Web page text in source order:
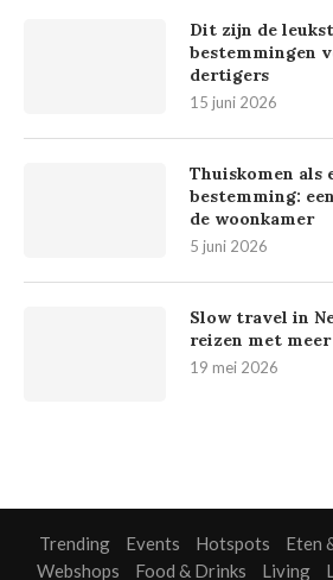
Dit zijn de
bestemmingen
dertigers
15 juni 2026
Thuiskomen als
bestemming:
de woonkamer
5 juni 2026
Slow travel in
reizen met
19 mei 2026
Trending Events Hotspots Eten
Webshops
Food & Drinks Living